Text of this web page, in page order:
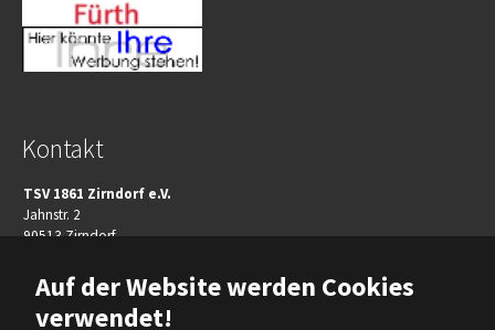
Auf der Website werden Cookies
verwendet!
Kontakt
TSV 1861 Zirndorf e.V.
Jahnstr. 2
90513 Zirndorf
Telefon:+49(911)606080
Telefax: +49(911)96509924